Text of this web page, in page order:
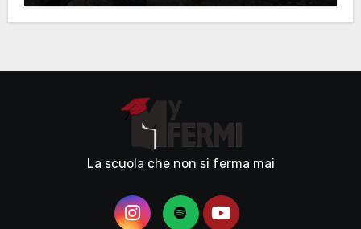
La scuola che non si ferma mai